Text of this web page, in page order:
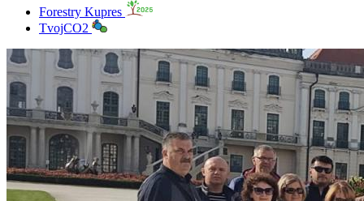
Forestry Kupres
TvojCO2